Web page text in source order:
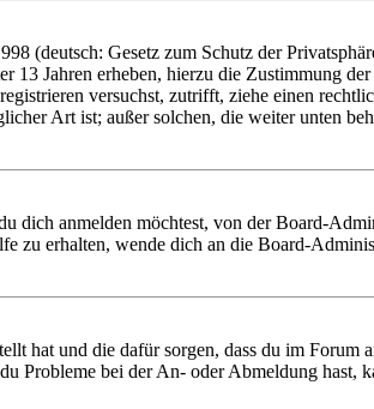
(deutsch: Gesetz zum Schutz der
Jahren erheben, hierzu die Zustimmung
versuchst, zutrifft, ziehe einen
Art ist; außer solchen, die weiter unten
dich anmelden möchtest, von der Board-
zu erhalten, wende dich an die Board-
hat und die dafür sorgen, dass du im
Probleme bei der An- oder Abmeldung hast,